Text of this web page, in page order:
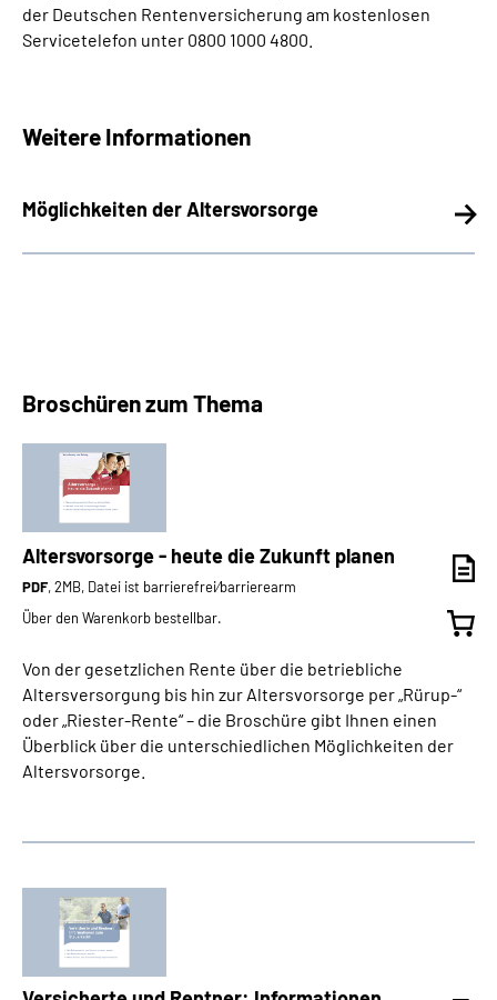
der Deutschen Rentenversicherung am kostenlosen
Servicetelefon unter 0800 1000 4800.
Weitere Informationen
Möglichkeiten der Altersvorsorge
Broschüren zum Thema
Altersvorsorge - heute die Zukunft planen
PDF, 2MB, Datei ist barrierefrei⁄barrierearm
Über den Warenkorb bestellbar.
Von der gesetzlichen Rente über die betriebliche
Altersversorgung bis hin zur Altersvorsorge per „Rürup-“
oder „Riester-Rente“ – die Broschüre gibt Ihnen einen
Überblick über die unterschiedlichen Möglichkeiten der
Altersvorsorge.